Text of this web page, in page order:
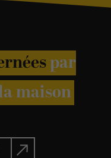
par
maison